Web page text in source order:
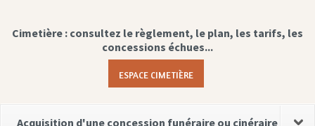
Cimetière : consultez le règlement, le plan, les tarifs, les
concessions échues...
ESPACE CIMETIÈRE
Acquisition d'une concession funéraire ou cinéraire